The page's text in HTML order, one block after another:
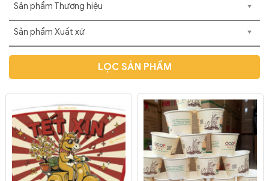
Sản phẩm Thương hiệu
Sản phẩm Xuất xứ
LỌC SẢN PHẨM